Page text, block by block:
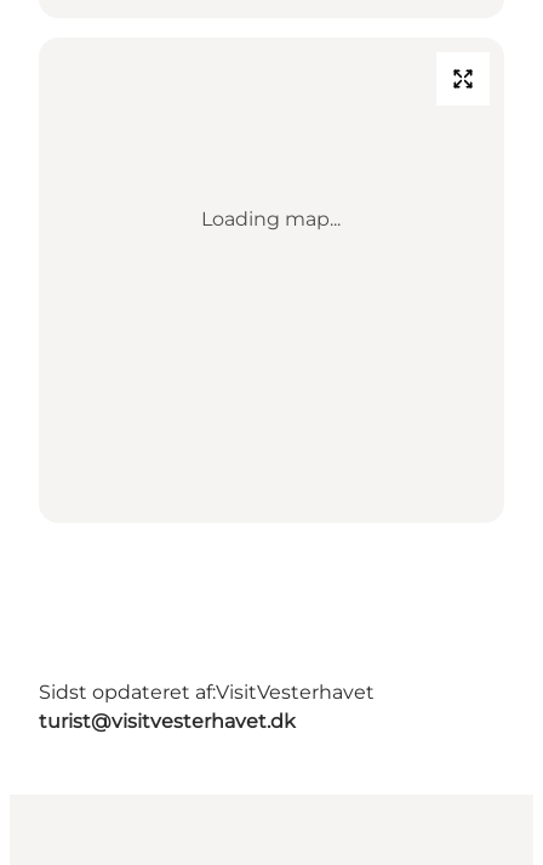
Loading map...
Sidst opdateret af:VisitVesterhavet
turist@visitvesterhavet.dk